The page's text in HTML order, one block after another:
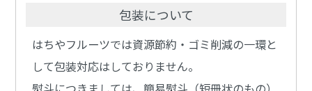
包装について
はちやフルーツでは資源節約・ゴミ削減の一環と
して包装対応はしておりません。